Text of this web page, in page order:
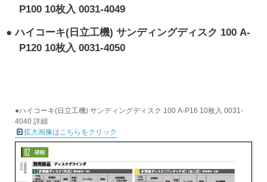
P100 10枚入 0031-4049
ハイコーキ(日立工機) サンディングディスク 100 A-
P120 10枚入 0031-4050
●ハイコーキ(日立工機) サンディングディスク 100 A-P16 10枚入 0031-
4040 詳細
拡大画像はこちらをクリック